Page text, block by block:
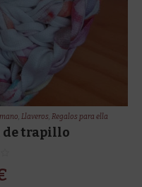
,Llaveros,Regalos para ella
de trapillo